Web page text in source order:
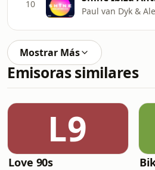
10
Paul van Dyk &
Mostrar Más
Emisoras similares
L9
Love 90s